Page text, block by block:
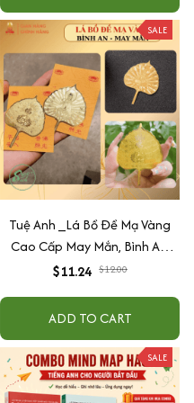
SALE
Tuệ Anh _Lá Bồ Đề Mạ Vàng
Cao Cấp May Mắn, Bình An,
Chiêu Tài Lộc
$11.24 $12.00
ADD TO CART
SALE